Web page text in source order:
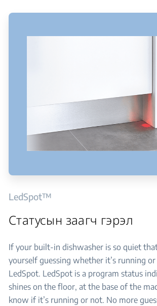
LedSpot™
Статусын заагч гэрэл
If your built-in dishwasher is so quiet
yourself guessing whether it’s running
LedSpot. LedSpot is a program status
shines on the floor, at the base of the
know if it’s running or not. No more